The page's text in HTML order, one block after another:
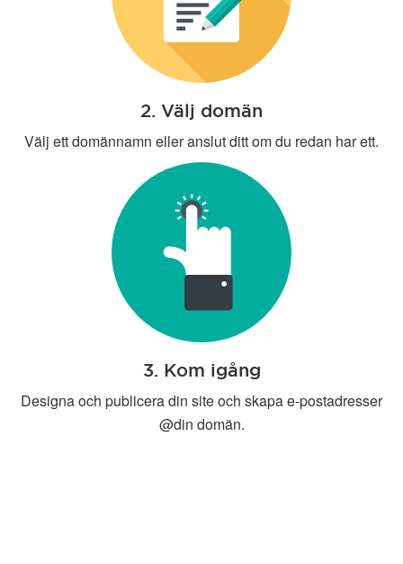
2. Välj domän
Välj ett domännamn eller anslut ditt om du redan har ett.
3. Kom igång
Designa och publicera din site och skapa e-postadresser
@din domän.